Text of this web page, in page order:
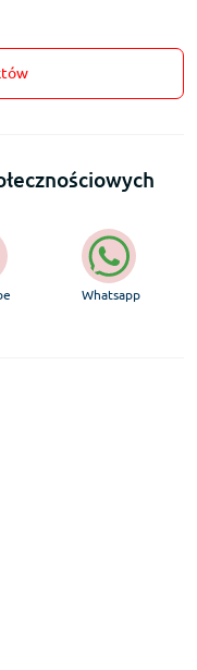
Whatsapp